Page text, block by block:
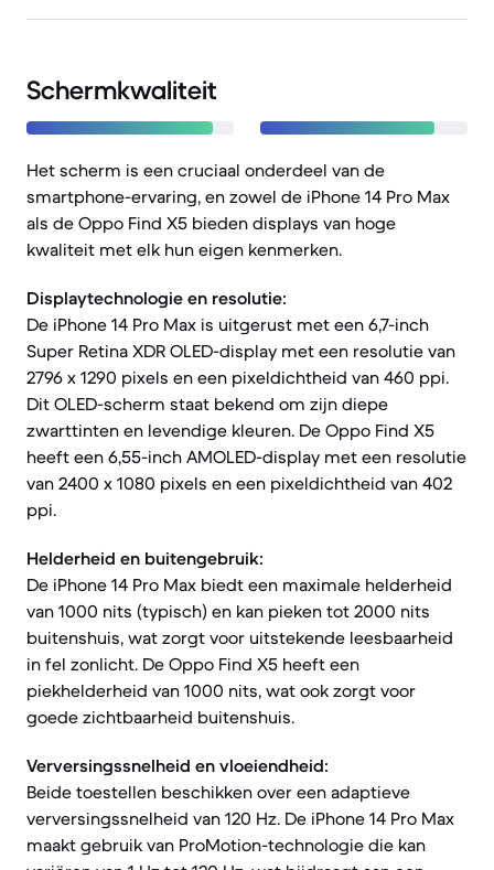
Schermkwaliteit
Het scherm is een cruciaal onderdeel van de
smartphone-ervaring, en zowel de iPhone 14 Pro Max
als de Oppo Find X5 bieden displays van hoge
kwaliteit met elk hun eigen kenmerken.
Displaytechnologie en resolutie:
De iPhone 14 Pro Max is uitgerust met een 6,7-inch
Super Retina XDR OLED-display met een resolutie van
2796 x 1290 pixels en een pixeldichtheid van 460 ppi.
Dit OLED-scherm staat bekend om zijn diepe
zwarttinten en levendige kleuren. De Oppo Find X5
heeft een 6,55-inch AMOLED-display met een resolutie
van 2400 x 1080 pixels en een pixeldichtheid van 402
ppi.
Helderheid en buitengebruik:
De iPhone 14 Pro Max biedt een maximale helderheid
van 1000 nits (typisch) en kan pieken tot 2000 nits
buitenshuis, wat zorgt voor uitstekende leesbaarheid
in fel zonlicht. De Oppo Find X5 heeft een
piekhelderheid van 1000 nits, wat ook zorgt voor
goede zichtbaarheid buitenshuis.
Verversingssnelheid en vloeiendheid:
Beide toestellen beschikken over een adaptieve
verversingssnelheid van 120 Hz. De iPhone 14 Pro Max
maakt gebruik van ProMotion-technologie die kan